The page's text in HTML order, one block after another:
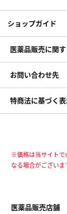
ショップガイド
医薬品販売に関
お問い合わせ先
特商法に基づく
※価格は当サイトで
なる場合がございま
医薬品販売店舗